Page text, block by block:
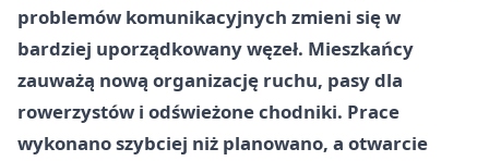
problemów komunikacyjnych zmieni się w
bardziej uporządkowany węzeł. Mieszkańcy
zauważą nową organizację ruchu, pasy dla
rowerzystów i odświeżone chodniki. Prace
wykonano szybciej niż planowano, a otwarcie